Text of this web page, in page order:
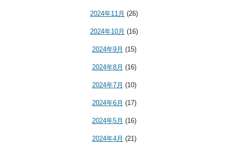
2024年11月 (26)
2024年10月 (16)
2024年9月 (15)
2024年8月 (16)
2024年7月 (10)
2024年6月 (17)
2024年5月 (16)
2024年4月 (21)